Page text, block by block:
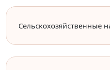
Сельскохозяйственные